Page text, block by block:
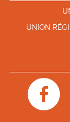
UNION